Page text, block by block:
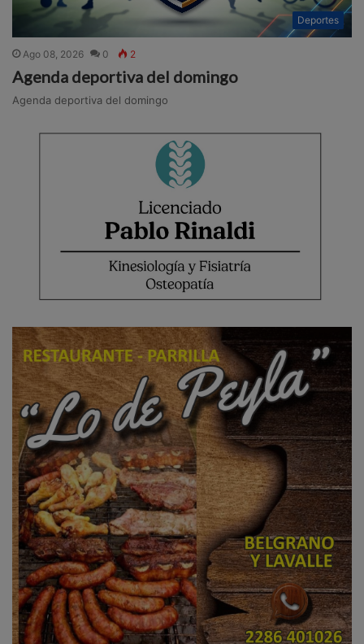
Deportes
Ago 08, 2026 0 2
Agenda deportiva del domingo
Agenda deportiva del domingo